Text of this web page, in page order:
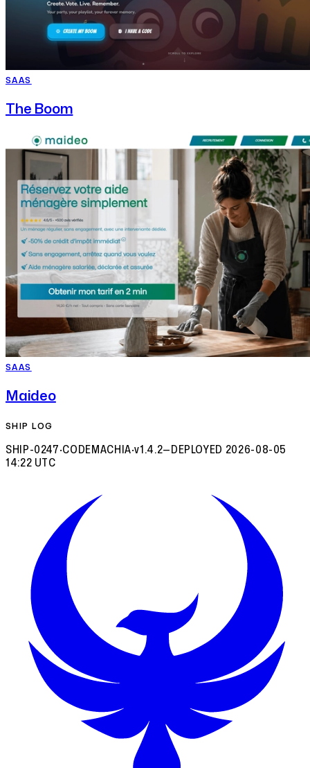
SAAS
The Boom
SAAS
Maideo
SHIP LOG
SHIP-0247·CODEMACHIA·v1.4.2— DEPLOYED 2026-08-05
14:22 UTC